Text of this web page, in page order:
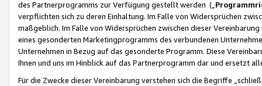
des Partnerprogramms zur Verfügung gestellt werden („
verpflichten sich zu deren Einhaltung. Im Falle von Widersprüchen
maßgeblich. Im Falle von Widersprüchen zwischen dieser
eines gesonderten Marketingprogramms des verbundenen
Unternehmen in Bezug auf das gesonderte Programm. Diese
Ihnen und uns im Hinblick auf das Partnerprogramm dar und ersetzt
Für die Zwecke dieser Vereinbarung verstehen sich die Begriffe